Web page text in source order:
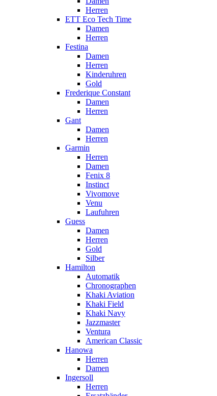
Herren
ETT Eco Tech Time
Damen
Herren
Festina
Damen
Herren
Kinderuhren
Gold
Frederique Constant
Damen
Herren
Gant
Damen
Herren
Garmin
Herren
Damen
Fenix 8
Instinct
Vivomove
Venu
Laufuhren
Guess
Damen
Herren
Gold
Silber
Hamilton
Automatik
Chronographen
Khaki Aviation
Khaki Field
Khaki Navy
Jazzmaster
Ventura
American Classic
Hanowa
Herren
Damen
Ingersoll
Herren